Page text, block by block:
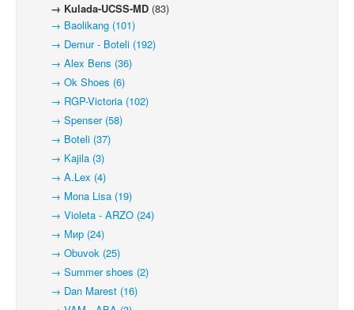
→ Kulada-UCSS-MD (83)
→ Baolikang (101)
→ Demur - Boteli (192)
→ Alex Bens (36)
→ Ok Shoes (6)
→ RGP-Victoria (102)
→ Spenser (58)
→ Boteli (37)
→ Kajila (3)
→ A.Lex (4)
→ Mona Lisa (19)
→ Violeta - ARZO (24)
→ Мир (24)
→ Obuvok (25)
→ Summer shoes (2)
→ Dan Marest (16)